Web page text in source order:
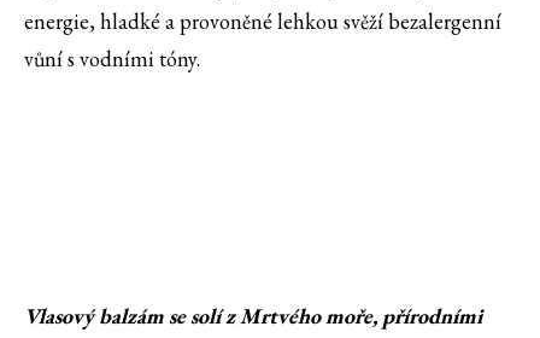
energie, hladké a provoněné lehkou svěží bezalergenní
vůní s vodními tóny.
Vlasový balzám se solí z Mrtvého moře, přírodními